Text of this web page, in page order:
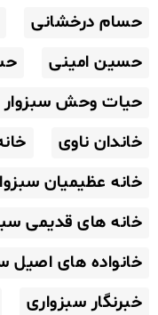
حسام درخشانی
حسین امینی
حیات وحش سبزوار
خاندان ناوی
خانه عظیمیان
خانه های قدیمی
خانواده های اصیل
خبرنگار سبزواری